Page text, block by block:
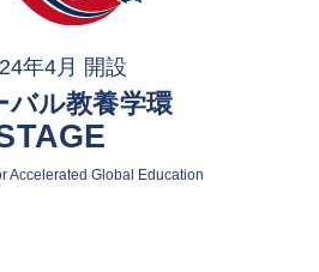
年4月 開設
バル教養学環
Accelerated Global Education